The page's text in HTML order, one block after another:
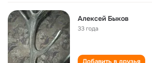
Алексей Быков
33 года
Добавить в друзья